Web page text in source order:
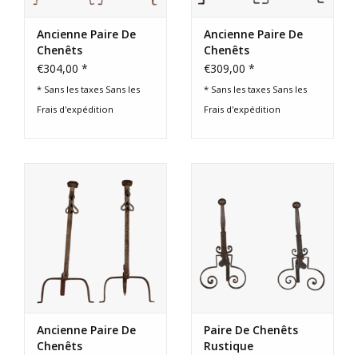
Ancienne Paire De
Chenêts
€304,00 *
* Sans les taxes Sans les
Frais d'expédition
Ancienne Paire De
Chenêts
€309,00 *
* Sans les taxes Sans les
Frais d'expédition
Ancienne Paire De
Chenêts
Paire De Chenêts
Rustique